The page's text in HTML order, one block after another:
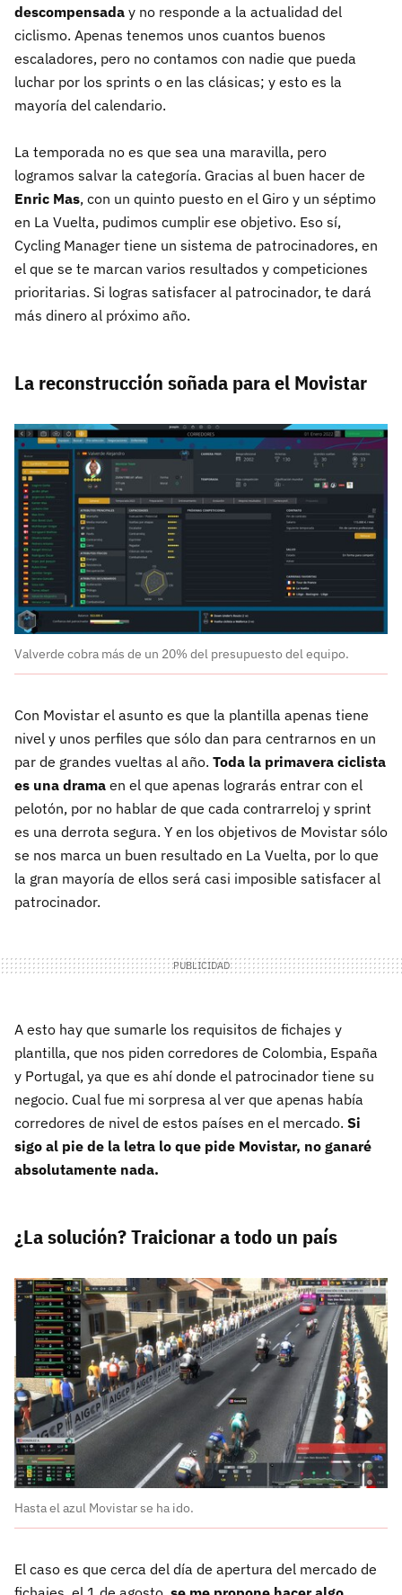
descompensada y no responde a la actualidad del
ciclismo. Apenas tenemos unos cuantos buenos
escaladores, pero no contamos con nadie que pueda
luchar por los sprints o en las clásicas; y esto es la
mayoría del calendario.
La temporada no es que sea una maravilla, pero
logramos salvar la categoría. Gracias al buen hacer de
Enric Mas, con un quinto puesto en el Giro y un séptimo
en La Vuelta, pudimos cumplir ese objetivo. Eso sí,
Cycling Manager tiene un sistema de patrocinadores, en
el que se te marcan varios resultados y competiciones
prioritarias. Si logras satisfacer al patrocinador, te dará
más dinero al próximo año.
La reconstrucción soñada para el Movistar
Valverde cobra más de un 20% del presupuesto del equipo.
Con Movistar el asunto es que la plantilla apenas tiene
nivel y unos perfiles que sólo dan para centrarnos en un
par de grandes vueltas al año. Toda la primavera ciclista
es una drama en el que apenas lograrás entrar con el
pelotón, por no hablar de que cada contrarreloj y sprint
es una derrota segura. Y en los objetivos de Movistar sólo
se nos marca un buen resultado en La Vuelta, por lo que
la gran mayoría de ellos será casi imposible satisfacer al
patrocinador.
A esto hay que sumarle los requisitos de fichajes y
plantilla, que nos piden corredores de Colombia, España
y Portugal, ya que es ahí donde el patrocinador tiene su
negocio. Cual fue mi sorpresa al ver que apenas había
corredores de nivel de estos países en el mercado. Si
sigo al pie de la letra lo que pide Movistar, no ganaré
absolutamente nada.
¿La solución? Traicionar a todo un país
Hasta el azul Movistar se ha ido.
El caso es que cerca del día de apertura del mercado de